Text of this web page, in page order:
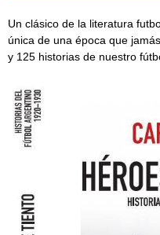
Un clásico de la literatura
única de una época que
y 125 historias de nuestro